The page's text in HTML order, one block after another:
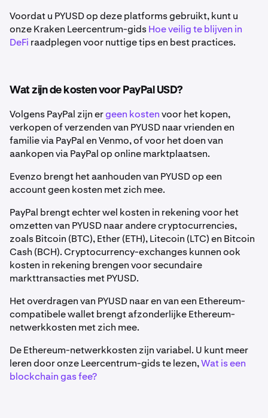
Voordat u PYUSD op deze platforms gebruikt, kunt u
onze Kraken Leercentrum-gidsHoe veilig te blijven in
DeFi raadplegen voor nuttige tips en best practices.
Wat zijn de kosten voor PayPal USD?
Volgens PayPal zijn ergeen kostenvoor het kopen,
verkopen of verzenden van PYUSD naar vrienden en
familie via PayPal en Venmo, of voor het doen van
aankopen via PayPal op online marktplaatsen.
Evenzo brengt het aanhouden van PYUSD op een
account geen kosten met zich mee.
PayPal brengt echter wel kosten in rekening voor het
omzetten van PYUSD naar andere cryptocurrencies,
zoals Bitcoin (BTC), Ether (ETH), Litecoin (LTC) en Bitcoin
Cash (BCH). Cryptocurrency-exchanges kunnen ook
kosten in rekening brengen voor secundaire
markttransacties met PYUSD.
Het overdragen van PYUSD naar en van een Ethereum-
compatibele wallet brengt afzonderlijke Ethereum-
netwerkkosten met zich mee.
De Ethereum-netwerkkosten zijn variabel. U kunt meer
leren door onze Leercentrum-gids te lezen,Wat is een
blockchain gas fee?